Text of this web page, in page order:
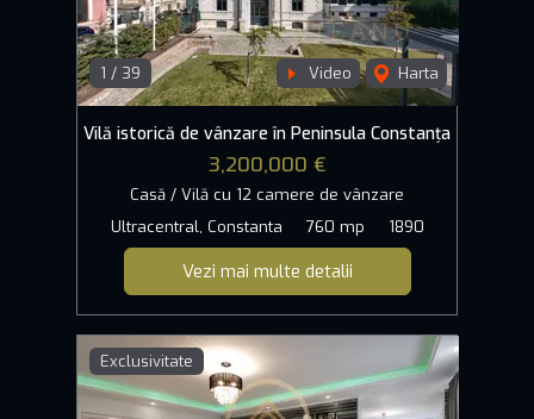
1 / 39 Video Harta
Vilă istorică de vânzare în Peninsula Constanța
3,200,000 €
Casă / Vilă cu 12 camere de vânzare
Ultracentral, Constanta
760 mp 1890
Vezi mai multe detalii
Exclusivitate